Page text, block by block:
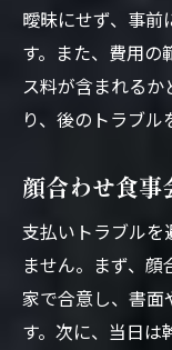
曖昧にせず、事前
す。また、費用の
ス料が含まれるか
り、後のトラブル
顔合わせ食
支払いトラブルを
ません。まず、
家で合意し、書面
す。次に、当日は